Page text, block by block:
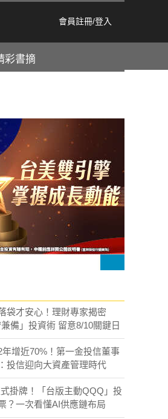
會員註冊/登入
彩書摘
袋才安心！理財專家揭密
兼備」投資術 留意8/10關鍵日
增近70%！第一金投信董事
投信迎向大資產管理時代
掛牌！「台版主動QQQ」投
？一次看懂AI供應鏈布局